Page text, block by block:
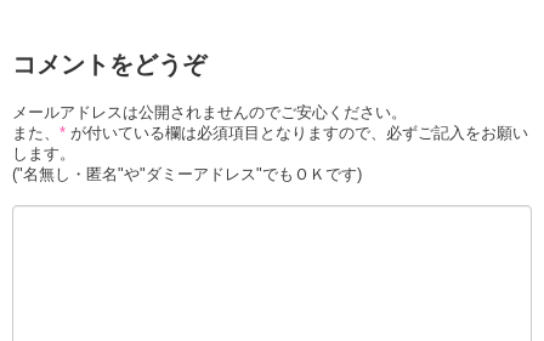
コメントをどうぞ
メールアドレスは公開されませんのでご安心ください。
また、 * が付いている欄は必須項目となりますので、必ずご記入をお願い
します。
("名無し・匿名"や"ダミーアドレス"でもＯＫです)